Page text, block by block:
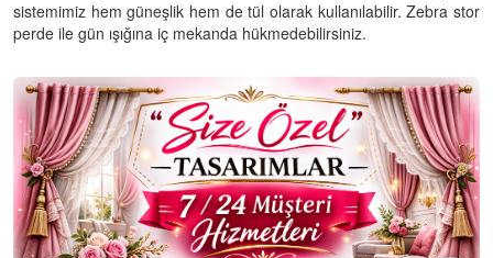
sistemimiz hem güneşlik hem de tül olarak kullanılabilir. Zebra stor
perde ile gün ışığına iç mekanda hükmedebilirsiniz.